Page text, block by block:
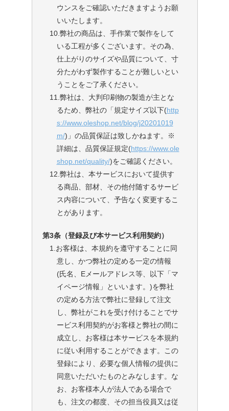
ウンスをご確認いただきますようお願
いいたします。
10.弊社の商品は、手作業で製作をして
いる工程が多くございます。その為、
仕上がりのサイズや品質について、寸
分たがわず製作することが難しいとい
うことをご了承ください。
11.弊社は、大判印刷物の製造が主とな
るため、弊社の「規定サイズ以下(http
s://www.oleshop.net/blog/j20201019
m/)」の品質保証は致しかねます。※
詳細は、品質保証規定(https://www.ole
shop.net/quality/)をご確認ください。
12.弊社は、本サービスにおいて提供す
る商品、部材、その他付随するサービ
ス内容について、予告なく変更するこ
とがあります。
第3条（登録及び本サービス利用契約）
1.お客様は、本規約を遵守することに同
意し、かつ弊社の定める一定の情報
(氏名、Eメールアドレス等、以下「マ
イページ情報」といいます。)を弊社
の定める方法で弊社に登録して注文
し、弊社がこれを受け付けることでサ
ービス利用契約がお客様と弊社の間に
成立し、お客様は本サービスを本規約
に従い利用することができます。この
登録により、必要な個人情報の提供に
同意いただいたものとみなします。な
お、お客様本人が法人である場合で
も、注文の都度、その担当役員又は従